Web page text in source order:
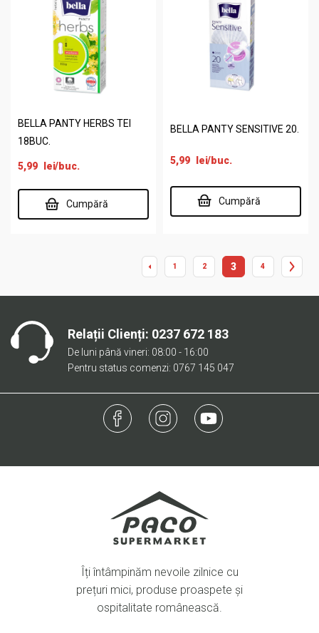
BELLA PANTY HERBS TEI
18BUC.
5,99 lei/buc.
Cumpără
BELLA PANTY SENSITIVE 20.
5,99 lei/buc.
Cumpără
1 2 3 4
Relații Clienți: 0237 672 183
De luni până vineri: 08:00 - 16:00
Pentru status comenzi: 0767 145 047
Îți întâmpinăm nevoile zilnice cu
prețuri mici, produse proaspete și
ospitalitate românească.